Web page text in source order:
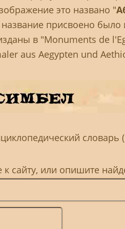
это названо "
присвоено
в "Monuments de
aus Aegypten und
словарь
сайту, или опишите